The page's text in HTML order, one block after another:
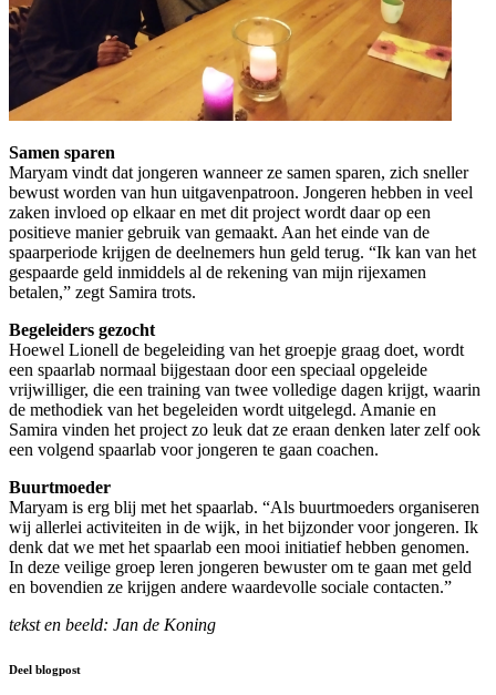
Samen sparen
Maryam vindt dat jongeren wanneer ze samen sparen, zich sneller
bewust worden van hun uitgavenpatroon. Jongeren hebben in veel
zaken invloed op elkaar en met dit project wordt daar op een
positieve manier gebruik van gemaakt. Aan het einde van de
spaarperiode krijgen de deelnemers hun geld terug. “Ik kan van het
gespaarde geld inmiddels al de rekening van mijn rijexamen
betalen,” zegt Samira trots.
Begeleiders gezocht
Hoewel Lionell de begeleiding van het groepje graag doet, wordt
een spaarlab normaal bijgestaan door een speciaal opgeleide
vrijwilliger, die een training van twee volledige dagen krijgt, waarin
de methodiek van het begeleiden wordt uitgelegd. Amanie en
Samira vinden het project zo leuk dat ze eraan denken later zelf ook
een volgend spaarlab voor jongeren te gaan coachen.
Buurtmoeder
Maryam is erg blij met het spaarlab. “Als buurtmoeders organiseren
wij allerlei activiteiten in de wijk, in het bijzonder voor jongeren. Ik
denk dat we met het spaarlab een mooi initiatief hebben genomen.
In deze veilige groep leren jongeren bewuster om te gaan met geld
en bovendien ze krijgen andere waardevolle sociale contacten.”
tekst en beeld: Jan de Koning
Deel blogpost